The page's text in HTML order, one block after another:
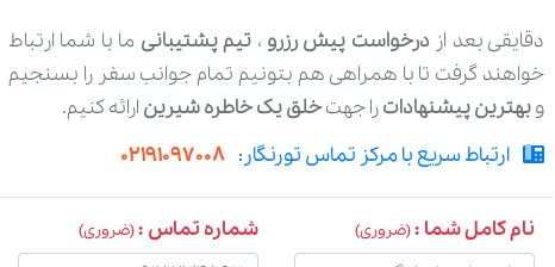
دقایقی بعد از درخواست پیش رزرو ، تیم پشتیبانی ما با شما ارتباط
خواهند گرفت تا با همراهی هم بتونیم تمام جوانب سفر را بسنجیم
وبهترین پیشنهاداترا جهتخلق یک خاطره شیرین ارائه کنیم.
ارتباط سریع با مرکز تماس تورنگار: 02191097008
نام کامل شما :(ضروری) شماره تماس :(ضروری)